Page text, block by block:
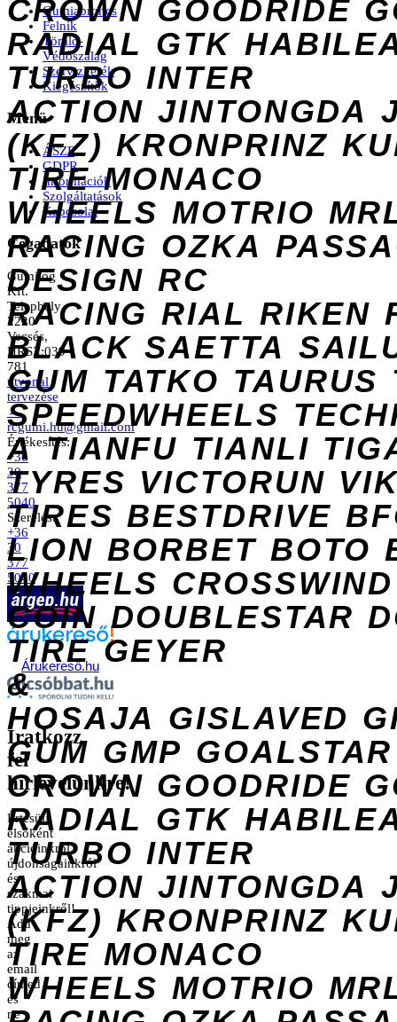
CROWN GOODRIDE
RADIAL GTK
TURBO INTER
ACTION JINTONGDA
(KFZ) KRONPRINZ
TIRE MONACO
WHEELS MOTRIO
RACING OZKA
DESIGN RC
RACING RIAL RIKEN
BLACK SAETTA
GUM TATKO TAURUS
SPEEDWHEELS
A TIANFU TIANLI
TYRES VICTORUN
TIRES BESTDRIVE
LION BORBET BOTO
WHEELS CROSSWIND
COIN DOUBLESTAR
TIRE GEYER
&
HOSAJA GISLAVED
GUM GMP GOALSTAR
CROWN GOODRIDE
RADIAL GTK
TURBO INTER
ACTION JINTONGDA
(KFZ) KRONPRINZ
TIRE MONACO
WHEELS MOTRIO
Gumiabroncs
Felnik
Tömlő-
Védőszalag
Szervizkerék
Kiegészítők
Menü
ÁSZF
GDPR
Információk
Szolgáltatások
Kapcsolat
Cégadatok
Gumilog
Kft.
Telephely
2220
Vecsés,
HRSZ:039
781
útvonal
tervezése
→
rcgumi.hu@gmail.com
Értékesítés:
+36
30
377
5040
Szerelés:
+36
30
377
5040
Árukereső.hu
Iratkozz
fel
hírlevelünkre!
Értesülj
elsőként
akcióinkról,
újdonságainkról
és
szakmai
tippjeinkről!
Add
meg
az
email
címed
és
ne